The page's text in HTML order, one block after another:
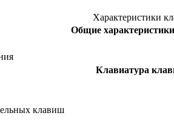
Характеристики
Общие
Клавиатура
клавиш